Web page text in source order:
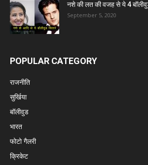
नशे की लत की वजह से ये 4
September 5, 2020
POPULAR CATEGORY
राजनीति
सुर्खिया
बॉलीवुड
भारत
फोटो गैलरी
क्रिकेट